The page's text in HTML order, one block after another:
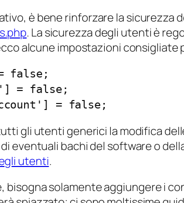
è bene rinforzare la sicurezza
. La sicurezza degli utenti è
alcune impostazioni consigliate
false;
= false;
= false;
gli utenti generici la modifica
eventuali bachi del software o
utenti.
solamente aggiungere i